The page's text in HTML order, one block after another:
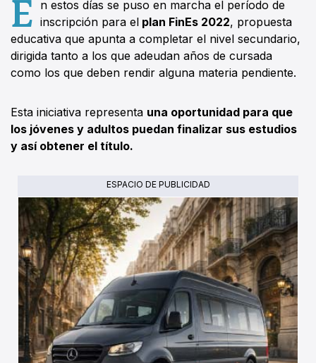
E n estos días se puso en marcha el período de
inscripción para el plan FinEs 2022, propuesta
educativa que apunta a completar el nivel secundario,
dirigida tanto a los que adeudan años de cursada
como los que deben rendir alguna materia pendiente.
Esta iniciativa representa una oportunidad para que
los jóvenes y adultos puedan finalizar sus estudios
y así obtener el título.
ESPACIO DE PUBLICIDAD